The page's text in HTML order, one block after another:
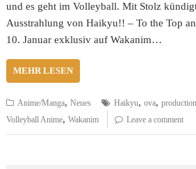
und es geht im Volleyball. Mit Stolz
Ausstrahlung von Haikyu!! – To the Top
10. Januar exklusiv auf Wakanim…
MEHR LESEN
Anime/Manga,Neues Haikyu,ova,
Volleyball Anime,Wakanim Leave a comment